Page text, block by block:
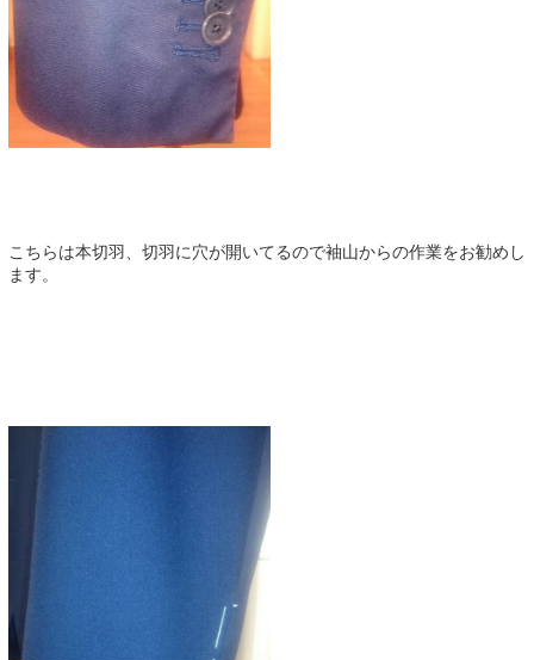
こちらは本切羽、切羽に穴が開いてるので袖山からの作業をお勧めし
ます。